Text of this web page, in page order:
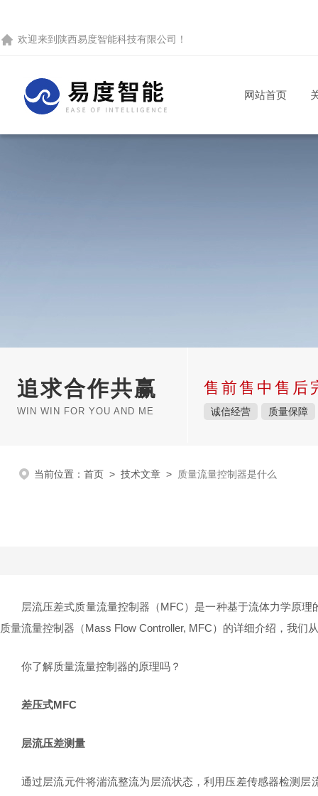
欢迎来到 陕西易度智能科技有限公司 ！
网站首页
追求合作共赢
WIN WIN FOR YOU AND ME
售前售中售后
诚信经营 质量保障
当前位置： 首页 > 技术文章 > 质量流量控制器是什么
层流压差式质量流量控制器（MFC）是一种基于流体力学原
质量流量控制器（Mass Flow Controller, MFC）的详细介绍，我们
你了解质量流量控制器的原理吗？
差压式MFC
层流压差测量
通过层流元件将湍流整流为层流状态，利用压差传感器检测